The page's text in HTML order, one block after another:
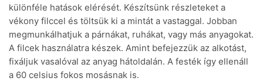
különféle hatások elérését. Készítsünk részleteket a
vékony filccel és töltsük ki a mintát a vastaggal. Jobban
megmunkálhatjuk a párnákat, ruhákat, vagy más anyagokat.
A filcek használatra készek. Amint befejezzük az alkotást,
fixáljuk vasalóval az anyag hátoldalán. A festék így ellenáll
a 60 celsius fokos mosásnak is.